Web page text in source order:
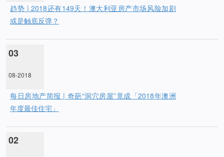
趋势 | 2018还有149天！澳大利亚房产市场风险加剧
或是触底反弹？
03
08-2018
每日房地产简报 | 奇葩“洞穴房屋”竟成「2018年澳洲
年度最佳住宅」
02